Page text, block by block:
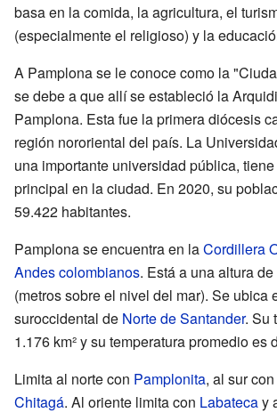
basa en la comida, la agricultura, el
(especialmente el religioso) y la
A Pamplona se le conoce como la
se debe a que allí se estableció la
Pamplona. Esta fue la primera diócesis
región nororiental del país. La
una importante universidad pública,
principal en la ciudad. En 2020, su
59.422 habitantes.
Pamplona se encuentra en laCordillera
Andes colombianos. Está a una altura
(metros sobre el nivel del mar). Se ubica
suroccidental de Norte de Santander. Su
1.176 km² y su temperatura promedio es
Limita al norte con Pamplonita, al sur con
Chitagá. Al oriente limita con Labatecay